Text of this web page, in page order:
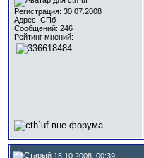
Регистрация: 30.07.2008
Адрес: СПб
Сообщений: 246
Рейтинг мнений:
15.10.2008, 00:39